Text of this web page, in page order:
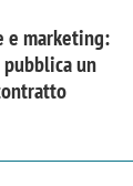
e marketing:
pubblica un